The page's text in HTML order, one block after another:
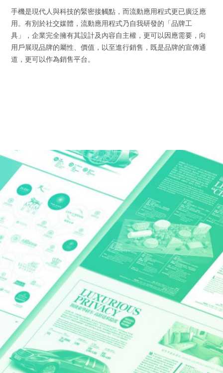
手機是現代人與科技的緊密接觸點，而流動應用程式更已廣泛應
用。有別於社交媒體，流動應用程式乃自我研發的「品牌工
具」，企業完全擁有其設計及內容自主權，更可以因應需要，向
用戶展現品牌的屬性、價值，以至進行銷售，既是品牌的宣傳通
道，更可以作為銷售平台。